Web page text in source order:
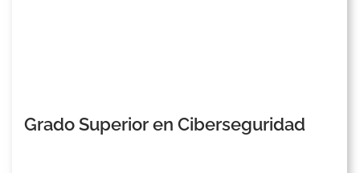
Grado Superior en Ciberseguridad